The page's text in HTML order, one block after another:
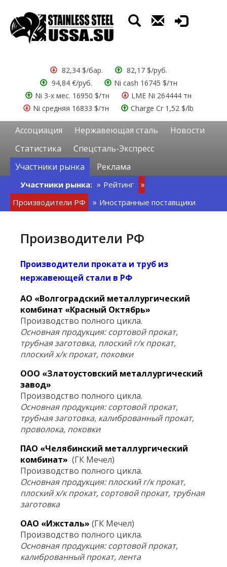
82,34 $/бар.
82,17 $/руб.
94,84 €/руб.
Ni cash 16745 $/тн
Ni 3-х мес. 16950 $/тн
LME Ni 264444 тн
Ni средняя 16833 $/тн
Charge Cr 1,52 $/lb
Ассоциация Нержавеющая сталь
Новости
Статистика
Спецсталь-Экспресс
Участники рынка
Реклама
Участники рынка:
Рейтинг
Производители РФ
Иностранные поставщики
Производители РФ
Производители проката и труб из
нержавеющей стали в РФ
АО «Волгоградский металлургический
комбинат «Красный Октябрь»
Производство полного цикла.
Основная продукция: сортовой прокат,
трубная заготовка, плоский г/к прокат,
плоский х/к прокат, поковки
ООО «Златоустовский металлургический
завод»
Производство полного цикла.
Основная продукция: сортовой прокат,
трубная заготовка, калиброванный прокат,
проволока, поковки
ПАО «Челябинский металлургический
комбинат» (ГК Мечел)
Производство полного цикла.
Основная продукция: плоский г/к прокат,
плоский х/к прокат, сортовой прокат, трубная
заготовка
ОАО «Ижсталь» (ГК Мечел)
Производство полного цикла.
Основная продукция: сортовой прокат,
калиброванный прокат, лента